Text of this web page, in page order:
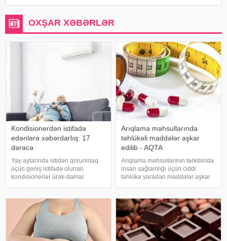
OXŞAR XƏBƏRLƏR
Kondisionerdən istifadə
edənlərə xəbərdarlıq: 17
dərəcə
Yay aylarında istidən qorunmaq
üçün geniş istifadə olunan
kondisionerlər ürək-damar
kardioloqların bildirdiyinə görə,
tərli halda qəfil çox soyuq otağ
Arıqlama məhsullarında
təhlükəli maddələr aşkar
edilib - AQTA
Arıqlama məhsullarının tərkibində
insan sağlamlığı üçün ciddi
təhlükə yaradan maddələr aşkar
Təhlükəsizliyi Agentliyinin (AQTA)
Qida təhlükəsizliyi şöbəsinin
müdir